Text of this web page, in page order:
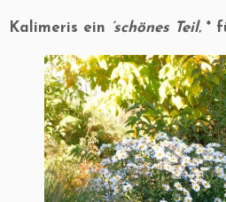
Kalimeris ein ’schönes Teil‚ *